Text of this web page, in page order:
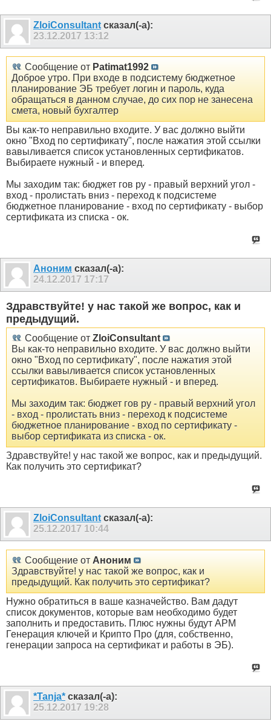
ZloiConsultant сказал(-а):
23.12.2017 13:12
Сообщение от Patimat1992
Доброе утро. При входе в подсистему бюджетное
планирование ЭБ требует логин и пароль, куда
обращаться в данном случае, до сих пор не занесена
смета, новый бухгалтер
Вы как-то неправильно входите. У вас должно выйти
окно "Вход по сертификату", после нажатия этой ссылки
вавыливается список установленных сертификатов.
Выбираете нужный - и вперед.
Мы заходим так: бюджет гов ру - правый верхний угол -
вход - пролистать вниз - переход к подсистеме
бюджетное планирование - вход по сертификату - выбор
сертификата из списка - ок.
Аноним сказал(-а):
24.12.2017 17:17
Здравствуйте! у нас такой же вопрос, как и
предыдущий.
Сообщение от ZloiConsultant
Вы как-то неправильно входите. У вас должно выйти
окно "Вход по сертификату", после нажатия этой
ссылки вавыливается список установленных
сертификатов. Выбираете нужный - и вперед.
Мы заходим так: бюджет гов ру - правый верхний угол
- вход - пролистать вниз - переход к подсистеме
бюджетное планирование - вход по сертификату -
выбор сертификата из списка - ок.
Здравствуйте! у нас такой же вопрос, как и предыдущий.
Как получить это сертификат?
ZloiConsultant сказал(-а):
25.12.2017 10:44
Сообщение от Аноним
Здравствуйте! у нас такой же вопрос, как и
предыдущий. Как получить это сертификат?
Нужно обратиться в ваше казначейство. Вам дадут
список документов, которые вам необходимо будет
заполнить и предоставить. Плюс нужны будут АРМ
Генерация ключей и Крипто Про (для, собственно,
генерации запроса на сертификат и работы в ЭБ).
*Tanja* сказал(-а):
25.12.2017 19:28